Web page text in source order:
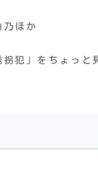
乃ほか
拐犯」をちょっと